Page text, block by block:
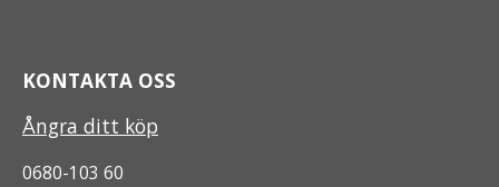
KONTAKTA OSS
Ångra ditt köp
0680-103 60